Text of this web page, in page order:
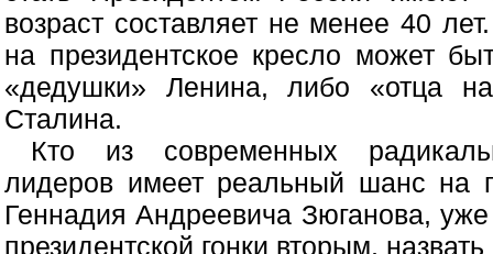
возраст составляет не менее 40
на президентское кресло может
«дедушки» Ленина, либо «отца
Сталина.
Кто из современных
лидеров имеет реальный шанс на
Геннадия Андреевича Зюганова,
президентской гонки вторым,